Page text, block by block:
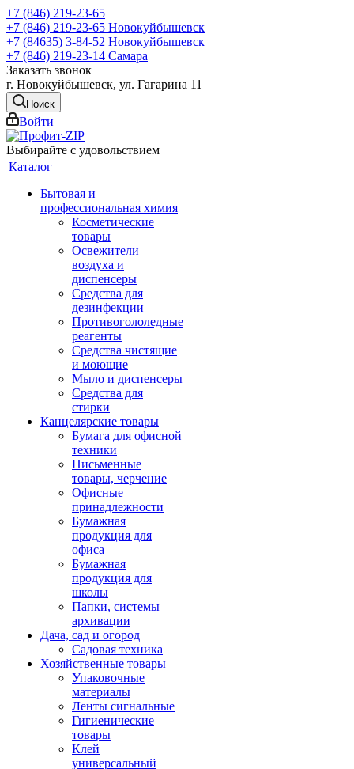
+7 (846) 219-23-65
+7 (846) 219-23-65 Новокуйбышевск
+7 (84635) 3-84-52 Новокуйбышевск
+7 (846) 219-23-14 Самара
Заказать звонок
г. Новокуйбышевск, ул. Гагарина 11
Поиск
Войти
Выбирайте с удовольствием
Каталог
Бытовая и
профессиональная химия
Косметические
товары
Освежители
воздуха и
диспенсеры
Средства для
дезинфекции
Противогололедные
реагенты
Средства чистящие
и моющие
Мыло и диспенсеры
Средства для
стирки
Канцелярские товары
Бумага для офисной
техники
Письменные
товары, черчение
Офисные
принадлежности
Бумажная
продукция для
офиса
Бумажная
продукция для
школы
Папки, системы
архивации
Дача, сад и огород
Садовая техника
Хозяйственные товары
Упаковочные
материалы
Ленты сигнальные
Гигиенические
товары
Клей
универсальный